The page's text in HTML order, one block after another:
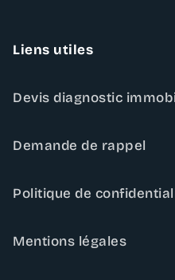
Liens utiles
Devis diagnostic
Demande de rappel
Politique de
Mentions légales